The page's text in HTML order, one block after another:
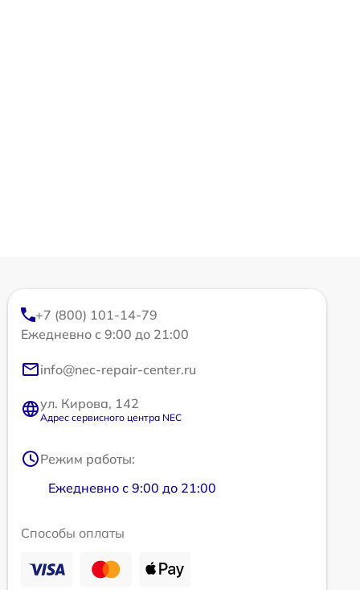
+7 (800) 101-14-79
Ежедневно с 9:00 до 21:00
info@nec-repair-center.ru
ул. Кирова, 142
Адрес сервисного центра NEC
Режим работы:
Ежедневно с 9:00 до 21:00
Способы оплаты